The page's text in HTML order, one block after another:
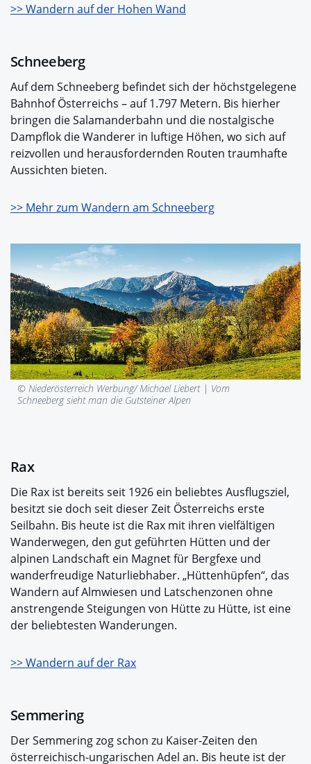
>> Wandern auf der Hohen Wand
Schneeberg
Auf dem Schneeberg befindet sich der höchstgelegene
Bahnhof Österreichs – auf 1.797 Metern. Bis hierher
bringen die Salamanderbahn und die nostalgische
Dampflok die Wanderer in luftige Höhen, wo sich auf
reizvollen und herausfordernden Routen traumhafte
Aussichten bieten.
>> Mehr zum Wandern am Schneeberg
© Niederösterreich Werbung/ Michael Liebert | Vom
Schneeberg sieht man die Gutsteiner Alpen
Rax
Die Rax ist bereits seit 1926 ein beliebtes Ausflugsziel,
besitzt sie doch seit dieser Zeit Österreichs erste
Seilbahn. Bis heute ist die Rax mit ihren vielfältigen
Wanderwegen, den gut geführten Hütten und der
alpinen Landschaft ein Magnet für Bergfexe und
wanderfreudige Naturliebhaber. „Hüttenhüpfen“, das
Wandern auf Almwiesen und Latschenzonen ohne
anstrengende Steigungen von Hütte zu Hütte, ist eine
der beliebtesten Wanderungen.
>> Wandern auf der Rax
Semmering
Der Semmering zog schon zu Kaiser-Zeiten den
österreichisch-ungarischen Adel an. Bis heute ist der